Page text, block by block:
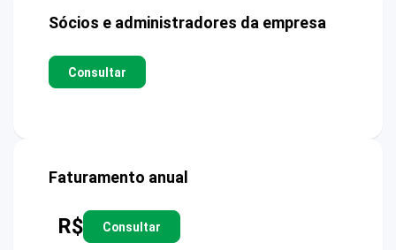
Sócios e administradores da empresa
Consultar
Faturamento anual
R$ Consultar